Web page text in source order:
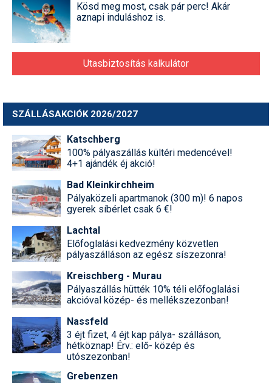
Kösd meg most, csak pár perc! Akár
aznapi induláshoz is.
Utasbiztosítás kalkulátor
SZÁLLÁSAKCIÓK 2026/2027
Katschberg
100% pályaszállás kültéri medencével!
4+1 ajándék éj akció!
Bad Kleinkirchheim
Pályaközeli apartmanok (300 m)! 6 napos
gyerek síbérlet csak 6 €!
Lachtal
Előfoglalási kedvezmény közvetlen
pályaszálláson az egész síszezonra!
Kreischberg - Murau
Pályaszállás hütték 10% téli előfoglalási
akcióval közép- és mellékszezonban!
Nassfeld
3 éjt fizet, 4 éjt kap pálya- szálláson,
hétköznap! Érv.: elő- közép és
utószezonban!
Grebenzen